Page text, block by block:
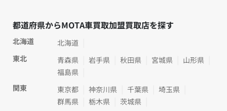
都道府県からMOTA車買取加盟買取店を探す
北海道
北海道
東北
青森県 岩手県 秋田県 宮城県
山形県
福島県
関東
東京都 神奈川県 千葉県
埼玉県
群馬県
栃木県
茨城県